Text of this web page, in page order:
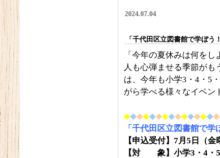
2024.07.04
「千代田区立図書館で学ぼ
「今年の夏休みは何を
人も心弾ませる季節が
は、今年も小学3・4・5
がら学べる様々なイベン
◆◆◆◆◆◆◆◆◆◆◆◆◆◆◆
「千代田区立図書館で
【申込受付】7月5日（
【対 象】小学3・4・5